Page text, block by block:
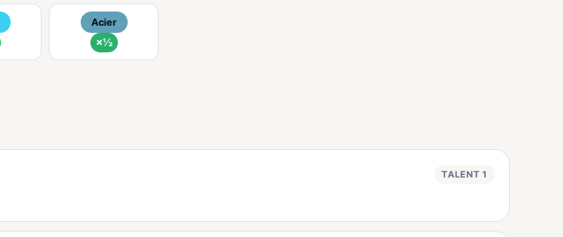
Acier
×½
TALENT 1